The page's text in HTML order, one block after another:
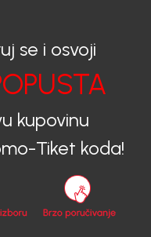
se i osvoji
kupovinu
Tiket koda!